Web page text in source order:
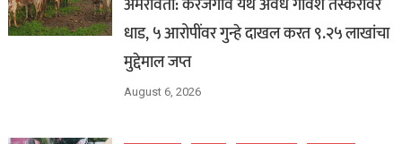
अमरावती: करजगाव येथे अवैध गोवंश तस्करीवर
धाड, ५ आरोपींवर गुन्हे दाखल करत ९.२५ लाखांचा
मुद्देमाल जप्त
August 6, 2026